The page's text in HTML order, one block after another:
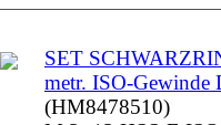
SET
metr. ISO-Gewinde
(HM8478510)